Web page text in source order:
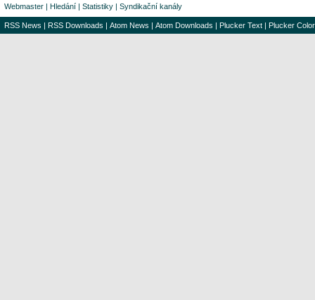
Webmaster | Hledání | Statistiky | Syndikační kanály
RSS News | RSS Downloads | Atom News | Atom Downloads | Plucker Text | Plucker Color